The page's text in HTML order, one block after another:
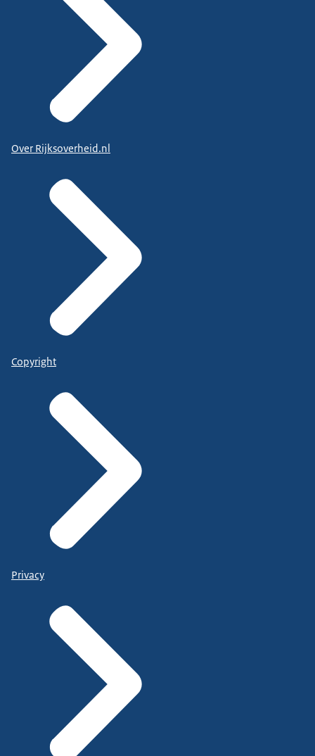
Over Rijksoverheid.nl
Copyright
Privacy